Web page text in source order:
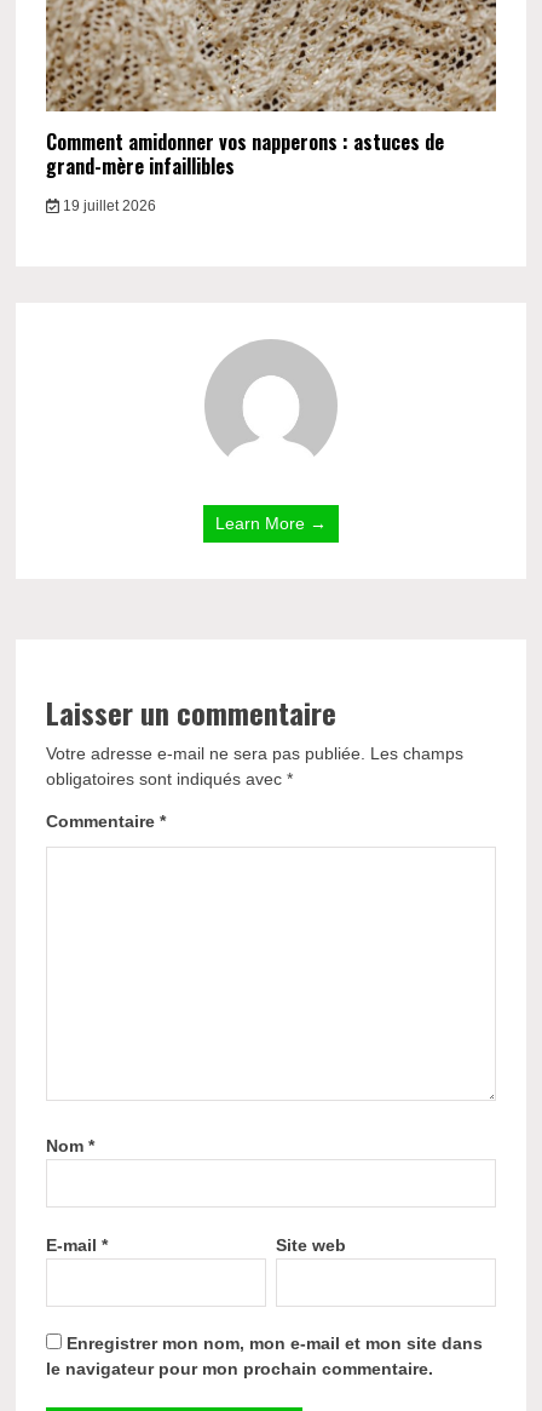
Comment amidonner vos napperons : astuces de
grand-mère infaillibles
19 juillet 2026
Learn More →
Laisser un commentaire
Votre adresse e-mail ne sera pas publiée.
Les champs
obligatoires sont indiqués avec*
Commentaire*
Nom*
E-mail* Site web
Enregistrer mon nom, mon e-mail et mon site dans
le navigateur pour mon prochain commentaire.